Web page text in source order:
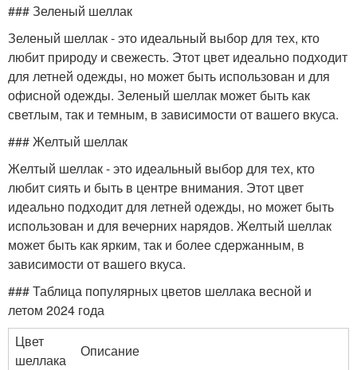
### Зеленый шеллак
Зеленый шеллак - это идеальный выбор для тех, кто
любит природу и свежесть. Этот цвет идеально подходит
для летней одежды, но может быть использован и для
офисной одежды. Зеленый шеллак может быть как
светлым, так и темным, в зависимости от вашего вкуса.
### Желтый шеллак
Желтый шеллак - это идеальный выбор для тех, кто
любит сиять и быть в центре внимания. Этот цвет
идеально подходит для летней одежды, но может быть
использован и для вечерних нарядов. Желтый шеллак
может быть как ярким, так и более сдержанным, в
зависимости от вашего вкуса.
### Таблица популярных цветов шеллака весной и
летом 2024 года
Цвет
шеллака
Описание